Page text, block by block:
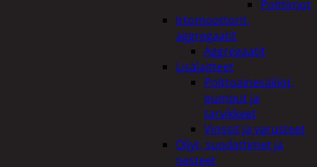
Polttimot
Irtomoottorit,
aggregaatit
Aggregaatit
Lisälaitteet
Polttoainesäiliöt,
pumput ja
tarvikkeet
Vinssit ja varusteet
Öljyt, suodattimet ja
nesteet